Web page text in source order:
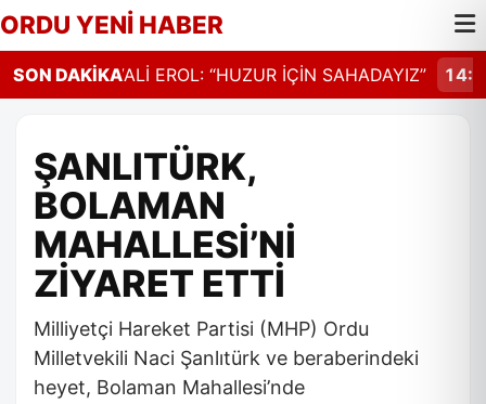
ORDU YENİ HABER
SON DAKİKA
14:30 VALİ EROL: “HUZUR İÇİN SAHADAYIZ” 14:27
ŞANLITÜRK,
BOLAMAN
MAHALLESİ’Nİ
ZİYARET ETTİ
Milliyetçi Hareket Partisi (MHP) Ordu
Milletvekili Naci Şanlıtürk ve beraberindeki
heyet, Bolaman Mahallesi’nde